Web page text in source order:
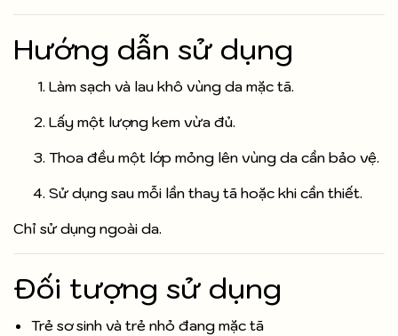
Hướng dẫn sử dụng
Làm sạch và lau khô vùng da mặc tã.
Lấy một lượng kem vừa đủ.
Thoa đều một lớp mỏng lên vùng da cần bảo vệ.
Sử dụng sau mỗi lần thay tã hoặc khi cần thiết.
Chỉ sử dụng ngoài da.
Đối tượng sử dụng
Trẻ sơ sinh và trẻ nhỏ đang mặc tã